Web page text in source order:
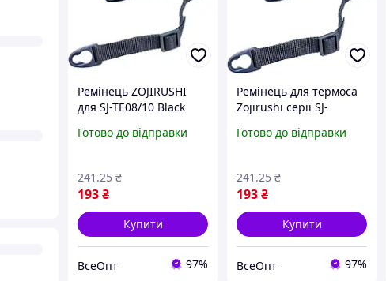
Ремінець ZOJIRUSHI
для SJ-TE08/10 Black
Готово до відправки
193₴
241.25 ₴
Купити
ВсеОпт 97%
Ремінець для термоса
Zojirushi серії SJ-
регульованою
комплектацією та
аксесуарами
Готово до відправки
193₴
241.25 ₴
Купити
ВсеОпт 97%